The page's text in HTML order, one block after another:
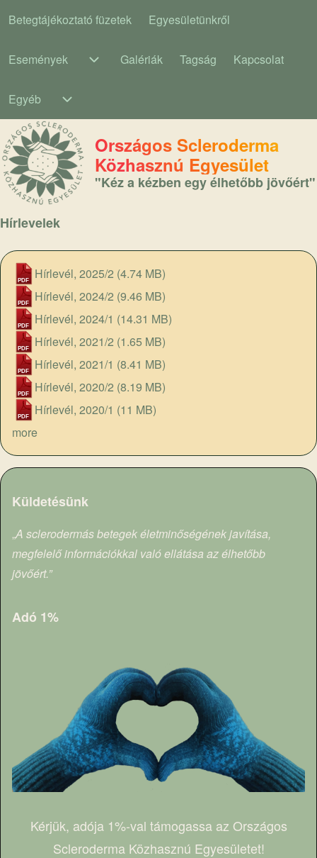
Main navigation
Betegtájékoztató füzetek Egyesületünkről
Események
Események sub-navigation
Galériák Tagság Kapcsolat
Egyéb
Országos Scleroderma
Közhasznú Egyesület
"Kéz a kézben egy élhetőbb jövőért"
Hírlevelek
Hírlevél, 2025/2 (4.74 MB)
Hírlevél, 2024/2 (9.46 MB)
Hírlevél, 2024/1 (14.31 MB)
Hírlevél, 2021/2 (1.65 MB)
Hírlevél, 2021/1 (8.41 MB)
Hírlevél, 2020/2 (8.19 MB)
Hírlevél, 2020/1 (11 MB)
more
Küldetésünk
„A sclerodermás betegek életminőségének javítása,
megfelelő információkkal való ellátása az élhetőbb
jövőért.”
Adó 1%
Kérjük, adója 1%-val támogassa az Országos
Scleroderma Közhasznú Egyesületet!